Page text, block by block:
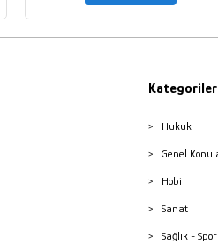
Kategoriler
Hukuk
Genel
Hobi
Sanat
Sağlık - Spor